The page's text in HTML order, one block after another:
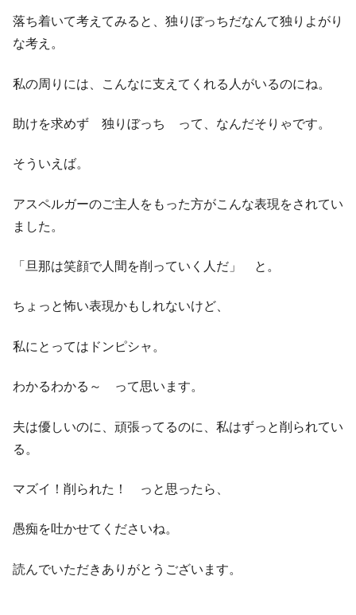
落ち着いて考えてみると、独りぼっちだなんて独りよがり
な考え。
私の周りには、こんなに支えてくれる人がいるのにね。
助けを求めず 独りぼっち って、なんだそりゃです。
そういえば。
アスペルガーのご主人をもった方がこんな表現をされてい
ました。
「旦那は笑顔で人間を削っていく人だ」 と。
ちょっと怖い表現かもしれないけど、
私にとってはドンピシャ。
わかるわかる～ って思います。
夫は優しいのに、頑張ってるのに、私はずっと削られてい
る。
マズイ！削られた！ っと思ったら、
愚痴を吐かせてくださいね。
読んでいただきありがとうございます。